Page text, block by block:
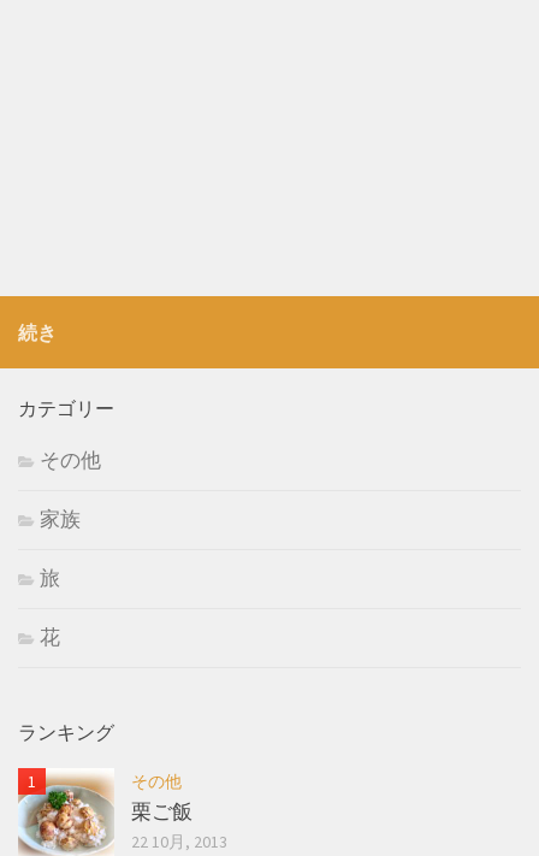
続き
カテゴリー
その他
家族
旅
花
ランキング
その他
栗ご飯
22 10月, 2013